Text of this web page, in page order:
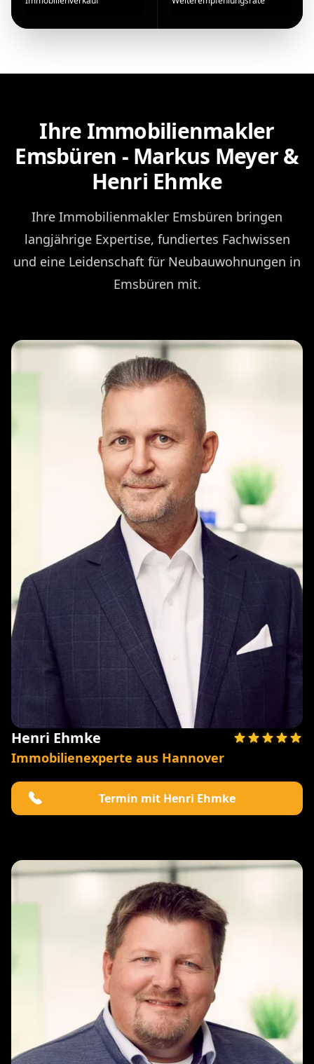
Ihre Immobilienmakler
Emsbüren - Markus Meyer &
Henri Ehmke
Ihre Immobilienmakler Emsbüren bringen
langjährige Expertise, fundiertes Fachwissen
und eine Leidenschaft für Neubauwohnungen in
Emsbüren mit.
Henri Ehmke
Immobilienexperte aus Hannover
Termin mit Henri Ehmke